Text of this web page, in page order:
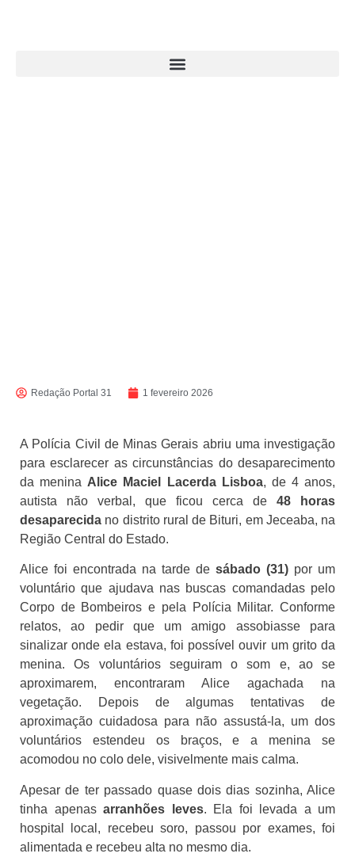
Redação Portal 31 1 fevereiro 2026
A Polícia Civil de Minas Gerais abriu uma investigação
para esclarecer as circunstâncias do desaparecimento
da menina Alice Maciel Lacerda Lisboa, de 4 anos,
autista não verbal, que ficou cerca de 48 horas
desaparecida no distrito rural de Bituri, em Jeceaba, na
Região Central do Estado.
Alice foi encontrada na tarde de sábado (31) por um
voluntário que ajudava nas buscas comandadas pelo
Corpo de Bombeiros e pela Polícia Militar. Conforme
relatos, ao pedir que um amigo assobiasse para
sinalizar onde ela estava, foi possível ouvir um grito da
menina. Os voluntários seguiram o som e, ao se
aproximarem, encontraram Alice agachada na
vegetação. Depois de algumas tentativas de
aproximação cuidadosa para não assustá-la, um dos
voluntários estendeu os braços, e a menina se
acomodou no colo dele, visivelmente mais calma.
Apesar de ter passado quase dois dias sozinha, Alice
tinha apenas arranhões leves. Ela foi levada a um
hospital local, recebeu soro, passou por exames, foi
alimentada e recebeu alta no mesmo dia.